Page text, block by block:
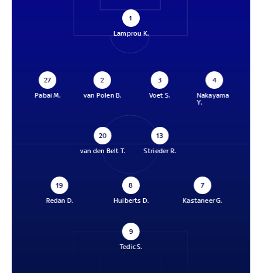
1
Lamprou K.
27
Pabai M.
2
van Polen B.
3
Voet S.
4
Nakayama
Y.
20
van den Belt T.
13
Strieder R.
19
Redan D.
8
Huiberts D.
7
Kastaneer G.
9
Tedic S.